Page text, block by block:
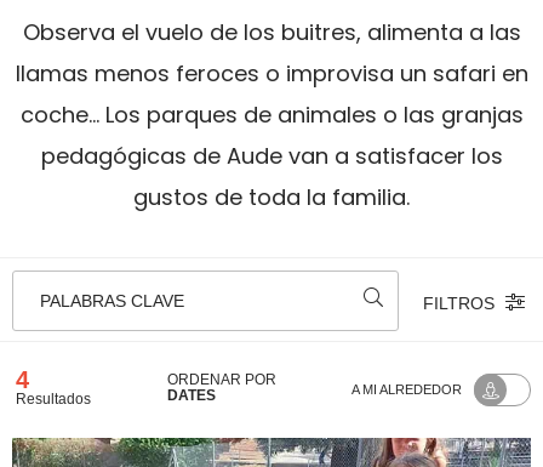
Observa el vuelo de los buitres, alimenta a las
llamas menos feroces o improvisa un safari en
coche... Los parques de animales o las granjas
pedagógicas de Aude van a satisfacer los
gustos de toda la familia.
PALABRAS CLAVE FILTROS
4
Resultados
ORDENAR POR
DATES
A MI ALREDEDOR